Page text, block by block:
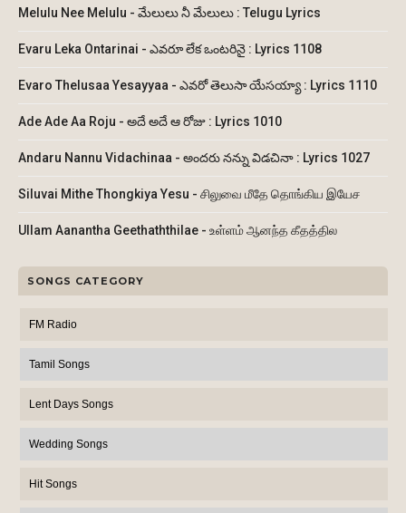
Melulu Nee Melulu - మేలులు నీ మేలులు : Telugu Lyrics
Evaru Leka Ontarinai - ఎవరూ లేక ఒంటరినై : Lyrics 1108
Evaro Thelusaa Yesayyaa - ఎవరో తెలుసా యేసయ్యా : Lyrics 1110
Ade Ade Aa Roju - అదే అదే ఆ రోజు : Lyrics 1010
Andaru Nannu Vidachinaa - అందరు నన్ను విడచినా : Lyrics 1027
Siluvai Mithe Thongkiya Yesu - சிலுவை மீதே தொங்கிய இயேச
Ullam Aanantha Geethaththilae - உள்ளம் ஆனந்த கீதத்தில
SONGS CATEGORY
FM Radio
Tamil Songs
Lent Days Songs
Wedding Songs
Hit Songs